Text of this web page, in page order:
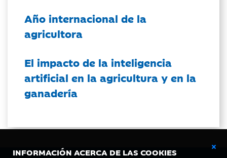
INFORMACIÓN ACERCA DE LAS COOKIES
Año internacional de la
agricultora
El impacto de la inteligencia
artificial en la agricultura y en la
ganadería